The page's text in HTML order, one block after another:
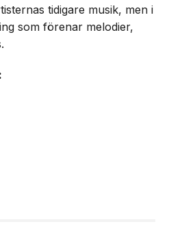
tidigare musik, men i
som förenar melodier,